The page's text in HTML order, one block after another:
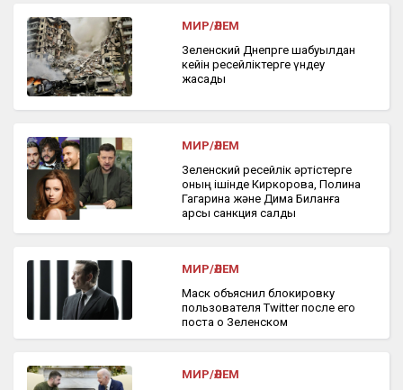
МИР/ӘЛЕМ
Зеленский Днепрге шабуылдан
кейін ресейліктерге үндеу
жасады
МИР/ӘЛЕМ
Зеленский ресейлік әртістерге
оның ішінде Киркоровқа, Полина
Гагарина және Дима Биланға
қарсы санкция салды
МИР/ӘЛЕМ
Маск объяснил блокировку
пользователя Twitter после его
поста о Зеленском
МИР/ӘЛЕМ